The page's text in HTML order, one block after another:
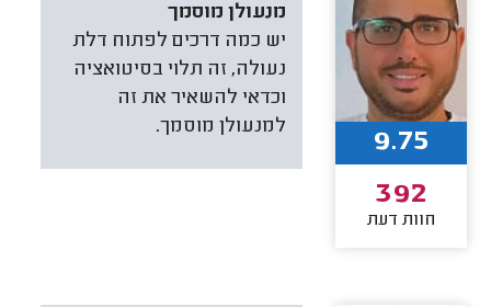
מנעולן מוסמך
יש כמה דרכים לפתוח דלת
נעולה, זה תלוי בסיטואציה
וכדאי להשאיר את זה
למנעולן מוסמך.
9.75
392
חוות דעת